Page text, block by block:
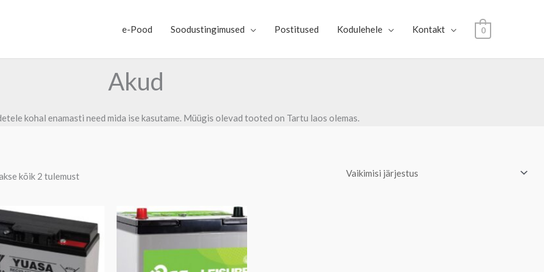
e-Pood Soodustingimused Postitused Kodulehele Kontakt 0
Akud
kohal enamasti need mida ise kasutame. Müügis olevad tooted on Tartu laos olemas.
kõik 2 tulemust